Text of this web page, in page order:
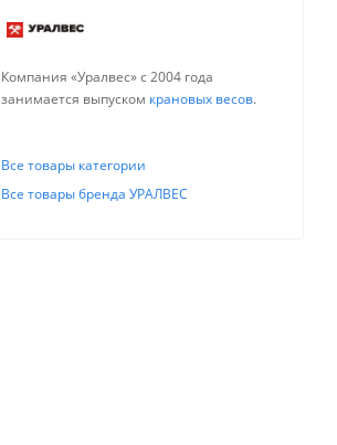
Компания «Уралвес» с 2004 года
занимается выпуском крановых весов.
Все товары категории
Все товары бренда УРАЛВЕС